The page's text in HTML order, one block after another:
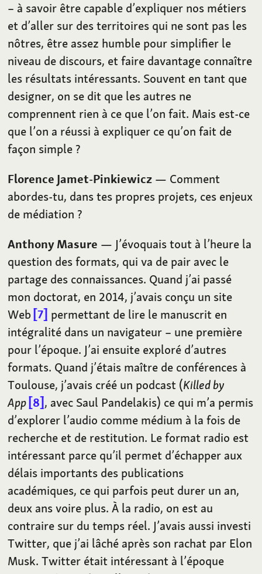
– à savoir être capable d’expliquer nos métiers
et d’aller sur des territoires qui ne sont pas les
nôtres, être assez humble pour simplifier le
niveau de discours, et faire davantage connaître
les résultats intéressants. Souvent en tant que
designer, on se dit que les autres ne
comprennent rien à ce que l’on fait. Mais est-ce
que l’on a réussi à expliquer ce qu’on fait de
façon simple ?
Florence Jamet-Pinkiewicz — Comment
abordes-tu, dans tes propres projets, ces enjeux
de médiation ?
Anthony Masure — J’évoquais tout à l’heure la
question des formats, qui va de pair avec le
partage des connaissances. Quand j’ai passé
mon doctorat, en 2014, j’avais conçu un site
Web 7 permettant de lire le manuscrit en
intégralité dans un navigateur – une première
pour l’époque. J’ai ensuite exploré d’autres
formats. Quand j’étais maître de conférences à
Toulouse, j’avais créé un podcast (Killed by
App 8 , avec Saul Pandelakis) ce qui m’a permis
d’explorer l’audio comme médium à la fois de
recherche et de restitution. Le format radio est
intéressant parce qu’il permet d’échapper aux
délais importants des publications
académiques, ce qui parfois peut durer un an,
deux ans voire plus. À la radio, on est au
contraire sur du temps réel. J’avais aussi investi
Twitter, que j’ai lâché après son rachat par Elon
Musk. Twitter était intéressant à l’époque